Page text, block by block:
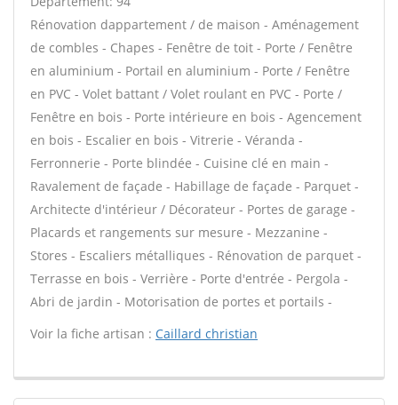
Rénovation dappartement / de maison - Aménagement
de combles - Chapes - Fenêtre de toit - Porte / Fenêtre
en aluminium - Portail en aluminium - Porte / Fenêtre
en PVC - Volet battant / Volet roulant en PVC - Porte /
Fenêtre en bois - Porte intérieure en bois - Agencement
en bois - Escalier en bois - Vitrerie - Véranda -
Ferronnerie - Porte blindée - Cuisine clé en main -
Ravalement de façade - Habillage de façade - Parquet -
Architecte d'intérieur / Décorateur - Portes de garage -
Placards et rangements sur mesure - Mezzanine -
Stores - Escaliers métalliques - Rénovation de parquet -
Terrasse en bois - Verrière - Porte d'entrée - Pergola -
Abri de jardin - Motorisation de portes et portails -
Voir la fiche artisan : Caillard christian